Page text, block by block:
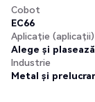
Cobot
EC66
Aplicație (aplicații)
Alege și plasează
Industrie
Metal și